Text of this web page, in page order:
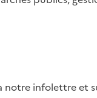
notre infolettre et